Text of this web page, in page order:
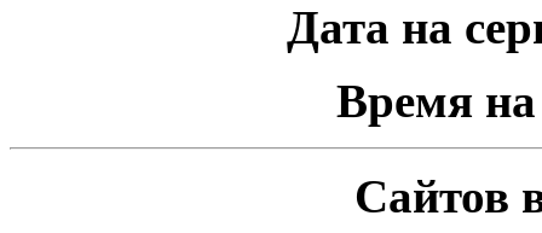
Дата на
Время на
Сайтов